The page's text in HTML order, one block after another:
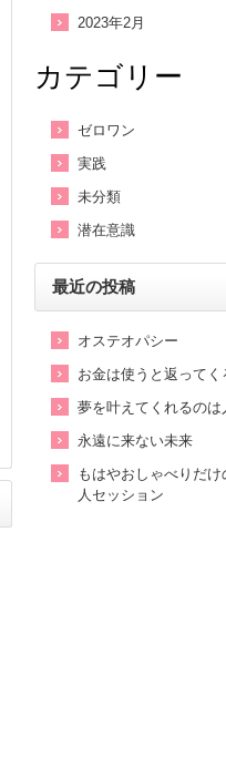
2023年2月
カテゴリー
ゼロワン
実践
未分類
潜在意識
最近の投稿
オステオパシー
お金は使うと返ってく
夢を叶えてくれるのは
永遠に来ない未来
もはやおしゃべりだ
人セッション